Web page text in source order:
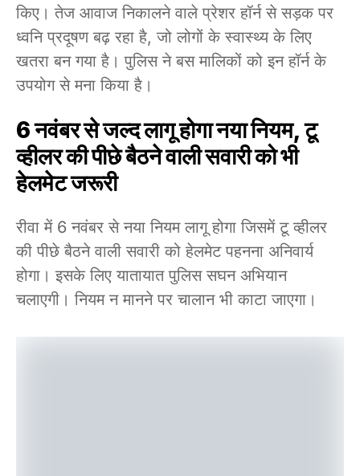
किए। तेज आवाज निकालने वाले प्रेशर हॉर्न से सड़क पर
ध्वनि प्रदूषण बढ़ रहा है, जो लोगों के स्वास्थ्य के लिए
खतरा बन गया है। पुलिस ने बस मालिकों को इन हॉर्न के
उपयोग से मना किया है।
6 नवंबर से जल्द लागू होगा नया नियम, टू
व्हीलर की पीछे बैठने वाली सवारी को भी
हेलमेट जरूरी
रीवा में 6 नवंबर से नया नियम लागू होगा जिसमें टू व्हीलर
की पीछे बैठने वाली सवारी को हेलमेट पहनना अनिवार्य
होगा। इसके लिए यातायात पुलिस सघन अभियान
चलाएगी। नियम न मानने पर चालान भी काटा जाएगा।